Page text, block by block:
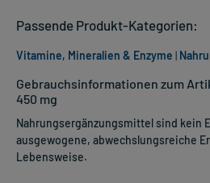
Gebrauchsinformationen zum
450 mg
Nahrungsergänzungsmittel sind kein
ausgewogene, abwechslungsreiche
Lebensweise.
Passende Produkt-Kategorien:
Vitamine, Mineralien & Enzyme |